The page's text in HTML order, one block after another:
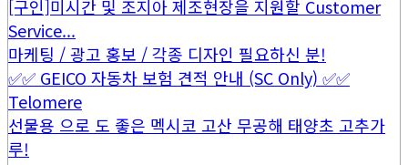
[구인]미시간 및 조지아 제조현장을 지원할 Customer
Service...
마케팅 / 광고 홍보 / 각종 디자인 필요하신 분!
✅✅ GEICO 자동차 보험 견적 안내 (SC Only) ✅✅
Telomere
선물용 으로 도 좋은 멕시코 고산 무공해 태양초 고추가
루!